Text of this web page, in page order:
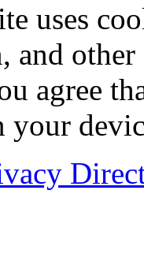
uses
and
agree
your